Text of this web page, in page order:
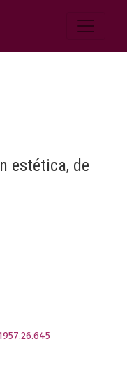
estética, de